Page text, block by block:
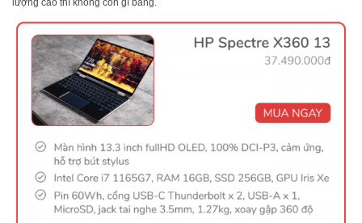
lượng cao thì không còn gì bằng.